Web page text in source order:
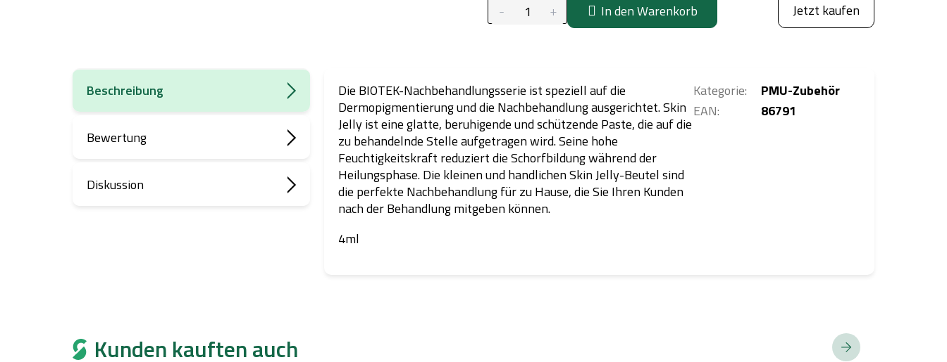
In den Warenkorb Jetzt kaufen
Beschreibung
Bewertung
Diskussion
Die BIOTEK-Nachbehandlungsserie ist speziell auf die
Dermopigmentierung und die Nachbehandlung ausgerichtet. Skin
Jelly ist eine glatte, beruhigende und schützende Paste, die auf die
zu behandelnde Stelle aufgetragen wird. Seine hohe
Feuchtigkeitskraft reduziert die Schorfbildung während der
Heilungsphase. Die kleinen und handlichen Skin Jelly-Beutel sind
die perfekte Nachbehandlung für zu Hause, die Sie Ihren Kunden
nach der Behandlung mitgeben können.
4ml
Kategorie:
PMU-Zubehör
EAN: 86791
Kunden kauften auch